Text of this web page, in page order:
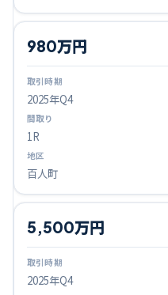
2025年Q4
980万円
1R
百人町
2025年Q4
5,500万円